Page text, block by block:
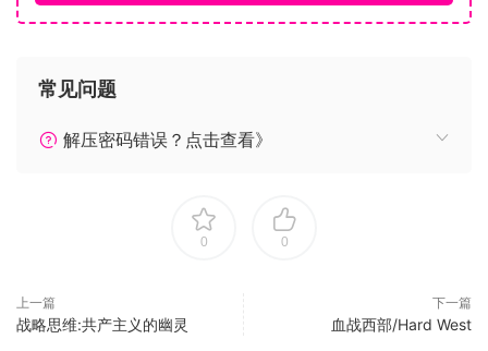
Windows
最低配置:
操作系统:Windows 7 (64-bit)
处理器:Intel Core i3 or equivalent
Graphics 500 series)
常见问题
解压密码错误？点击查看》
0 0
上一篇
战略思维:共产主义的幽灵
下一篇
血战西部/Hard West